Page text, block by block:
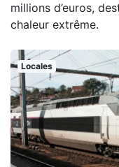
millions d’euros,
chaleur extrême.
Locales